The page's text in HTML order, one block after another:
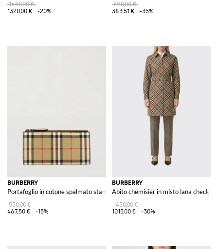
1650,00 €
1320,00 €
-20%
590,00 €
383,51 €
-35%
BURBERRY
Portafoglio in cotone spalmato stampa Vintage Check
550,00 €
467,50 €
-15%
BURBERRY
Abito chemisier in misto lana check
1450,00 €
1015,00 €
-30%